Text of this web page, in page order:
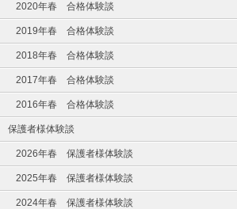
2020年春 合格体験談
2019年春 合格体験談
2018年春 合格体験談
2017年春 合格体験談
2016年春 合格体験談
保護者様体験談
2026年春 保護者様体験談
2025年春 保護者様体験談
2024年春 保護者様体験談